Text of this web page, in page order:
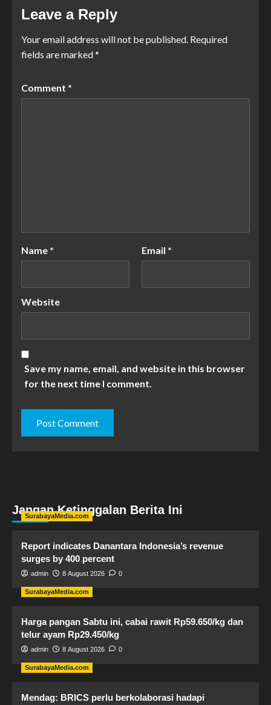
Leave a Reply
Your email address will not be published. Required
fields are marked*
Comment *
Name * Email *
Website
Save my name, email, and website in this browser
for the next time I comment.
Jangan Ketinggalan Berita Ini
SurabayaMedia.com
Report indicates Danantara Indonesia’s revenue
surges by 400 percent
admin 8 August 2026 0
SurabayaMedia.com
Harga pangan Sabtu ini, cabai rawit Rp59.650/kg dan
telur ayam Rp29.450/kg
admin 8 August 2026 0
SurabayaMedia.com
Mendag: BRICS perlu berkolaborasi hadapi